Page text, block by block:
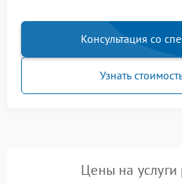
Консультация со
Узнать
Цены на услуги